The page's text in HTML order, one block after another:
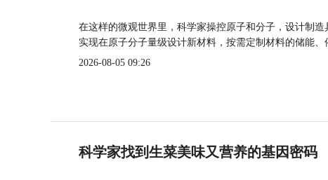
在这样的微观世界里，科学家操控原子和分子，设计制
实现在原子分子量级设计新材料，按需定制材料的储能
2026-08-05 09:26
科学家找到生菜美味又营养的基因密码